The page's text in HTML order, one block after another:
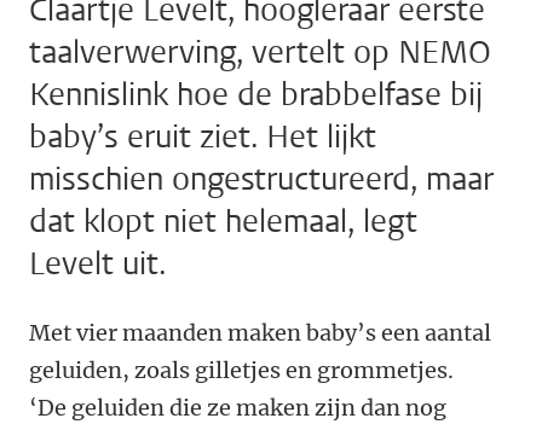
Claartje Levelt, hoogleraar eerste
taalverwerving, vertelt op NEMO
Kennislink hoe de brabbelfase bij
baby’s eruit ziet. Het lijkt
misschien ongestructureerd, maar
dat klopt niet helemaal, legt
Levelt uit.
Met vier maanden maken baby’s een aantal
geluiden, zoals gilletjes en grommetjes.
‘De geluiden die ze maken zijn dan nog